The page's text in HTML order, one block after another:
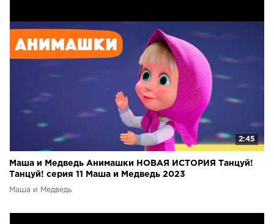
2:45
Маша и Медведь Анимашки НОВАЯ ИСТОРИЯ Танцуй!
Танцуй! серия 11 Маша и Медведь 2023
Маша и Медведь